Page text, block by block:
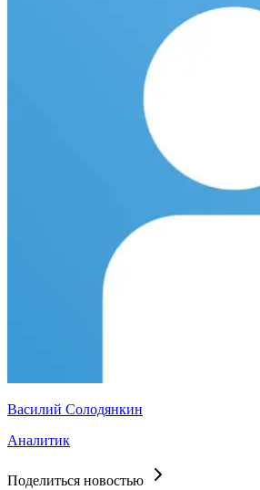
Василий Солодянкин
Аналитик
Поделиться новостью